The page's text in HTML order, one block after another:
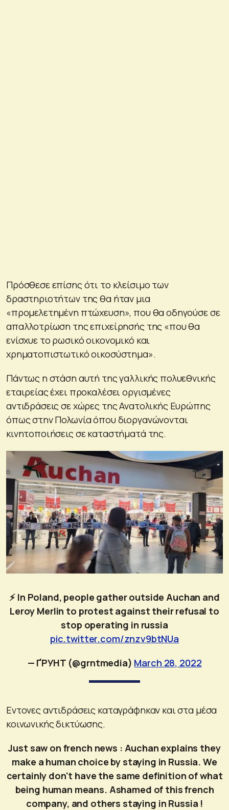
Πρόσθεσε επίσης ότι το κλείσιμο των
δραστηριοτήτων της θα ήταν μια
«προμελετημένη πτώχευση», που θα οδηγούσε σε
απαλλοτρίωση της επιχείρησής της «που θα
ενίσχυε το ρωσικό οικονομικό και
χρηματοπιστωτικό οικοσύστημα».
Πάντως η στάση αυτή της γαλλικής πολυεθνικής
εταιρείας έχει προκαλέσει οργισμένες
αντιδράσεις σε χώρες της Ανατολικής Ευρώπης
όπως στην Πολωνία όπου διοργανώνονται
κινητοποιήσεις σε καταστήματά της.
⚡️ In Poland, people gather outside Auchan and
Leroy Merlin to protest against their refusal to
stop operating in russia
pic.twitter.com/znzv9btNUa
— ҐРУНТ (@grntmedia) March 28, 2022
Εντονες αντιδράσεις καταγράφηκαν και στα μέσα
κοινωνικής δικτύωσης.
Just saw on french news : Auchan explains they
make a human choice by staying in Russia. We
certainly don't have the same definition of what
being human means. Ashamed of this french
company, and others staying in Russia !